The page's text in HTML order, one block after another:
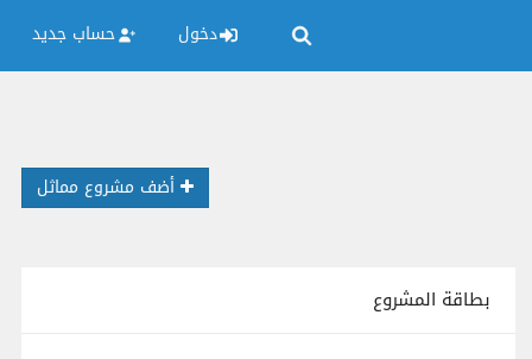
دخول حساب جديد
أضف مشروع مماثل
بطاقة المشروع